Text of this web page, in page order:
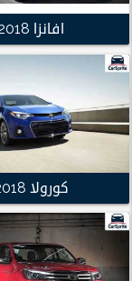
افانزا 2018
كورولا 2018